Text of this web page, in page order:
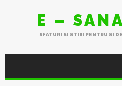
E –
SFATURI SI STIRI PENTRU SI